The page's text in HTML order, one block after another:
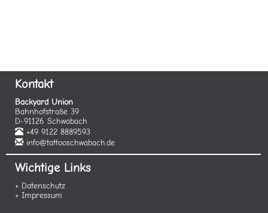
Kontakt
Backyard Union
Bahnhofstraße 39
D-91126 Schwabach
+49 9122 8889593
info@tattooschwabach.de
Wichtige Links
+ Datenschutz
+ Impressum